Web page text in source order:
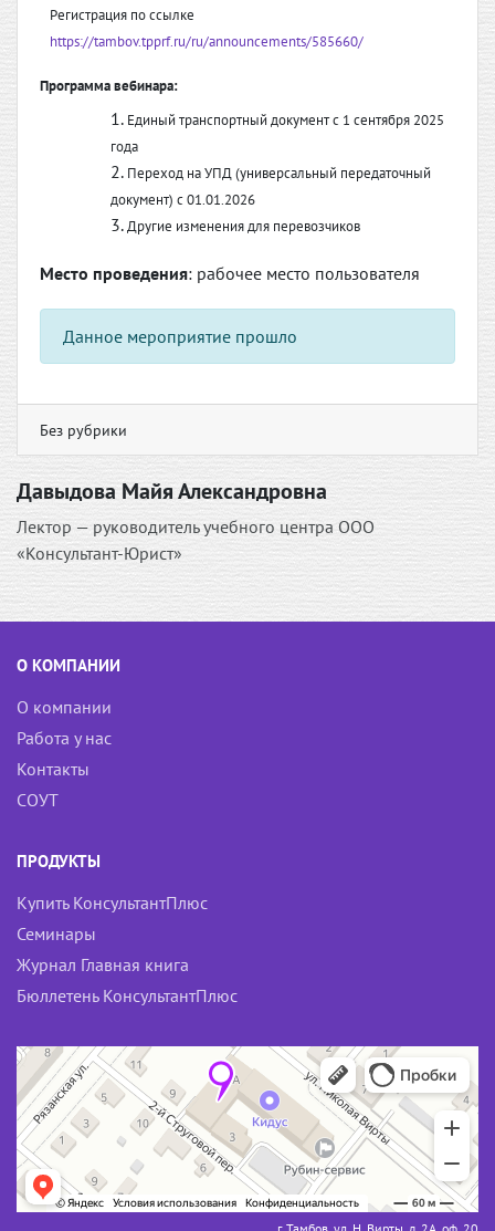
Регистрация по ссылке
https://tambov.tpprf.ru/ru/announcements/585660/
Программа вебинара:
Единый транспортный документ с 1 сентября 2025
года
Переход на УПД (универсальный передаточный
документ) с 01.01.2026
Другие изменения для перевозчиков
Место проведения: рабочее место пользователя
Данное мероприятие прошло
Без рубрики
Давыдова Майя Александровна
Лектор — руководитель учебного центра ООО
«Консультант-Юрист»
О КОМПАНИИ
О компании
Работа у нас
Контакты
СОУТ
ПРОДУКТЫ
Купить КонсультантПлюс
Семинары
Журнал Главная книга
Бюллетень КонсультантПлюс